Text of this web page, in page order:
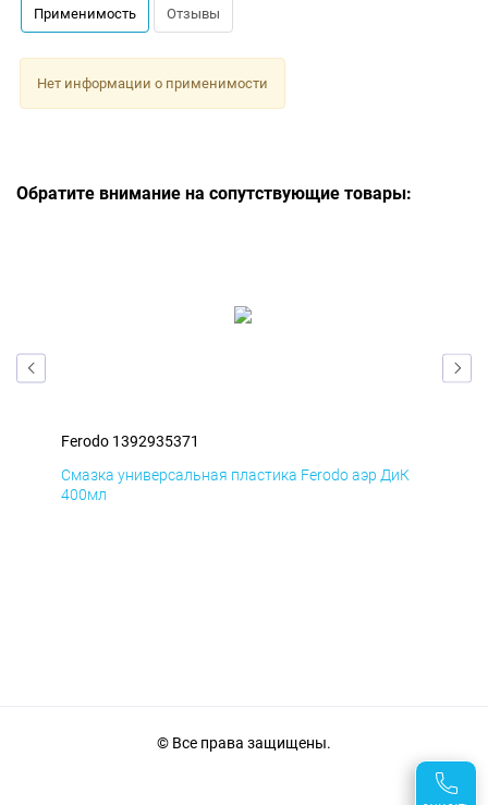
Применимость Отзывы
Нет информации о применимости
Обратите внимание на сопутствующие товары:
Ferodo 1392935371
Смазка универсальная пластика Ferodo аэр ДиК
400мл
© Все права защищены.